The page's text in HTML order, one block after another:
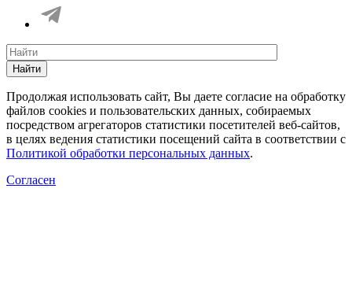
Найти
Продолжая использовать сайт, Вы даете согласие на обработку
файлов cookies и пользовательских данных, собираемых
посредством агрегаторов статистики посетителей веб-сайтов,
в целях ведения статистики посещений сайта в соответствии с
Политикой обработки персональных данных.
Согласен